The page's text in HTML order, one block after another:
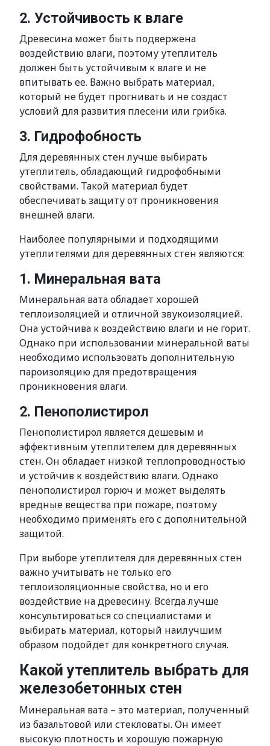
2. Устойчивость к влаге
Древесина может быть подвержена
воздействию влаги, поэтому утеплитель
должен быть устойчивым к влаге и не
впитывать ее. Важно выбрать материал,
который не будет прогнивать и не создаст
условий для развития плесени или грибка.
3. Гидрофобность
Для деревянных стен лучше выбирать
утеплитель, обладающий гидрофобными
свойствами. Такой материал будет
обеспечивать защиту от проникновения
внешней влаги.
Наиболее популярными и подходящими
утеплителями для деревянных стен являются:
1. Минеральная вата
Минеральная вата обладает хорошей
теплоизоляцией и отличной звукоизоляцией.
Она устойчива к воздействию влаги и не горит.
Однако при использовании минеральной ваты
необходимо использовать дополнительную
пароизоляцию для предотвращения
проникновения влаги.
2. Пенополистирол
Пенополистирол является дешевым и
эффективным утеплителем для деревянных
стен. Он обладает низкой теплопроводностью
и устойчив к воздействию влаги. Однако
пенополистирол горюч и может выделять
вредные вещества при пожаре, поэтому
необходимо применять его с дополнительной
защитой.
При выборе утеплителя для деревянных стен
важно учитывать не только его
теплоизоляционные свойства, но и его
воздействие на древесину. Всегда лучше
консультироваться со специалистами и
выбирать материал, который наилучшим
образом подойдет для конкретного случая.
Какой утеплитель выбрать для
железобетонных стен
Минеральная вата – это материал, полученный
из базальтовой или стекловаты. Он имеет
высокую плотность и хорошую пожарную